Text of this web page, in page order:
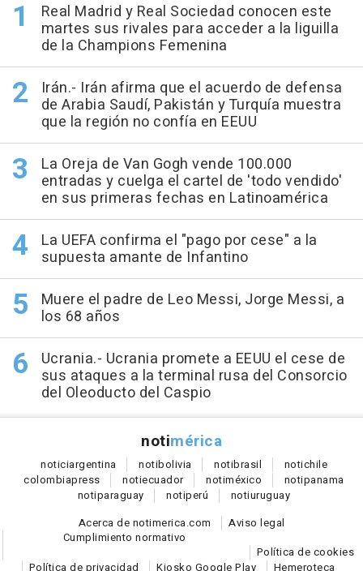
Real Madrid y Real Sociedad conocen este
martes sus rivales para acceder a la liguilla
de la Champions Femenina
Irán.- Irán afirma que el acuerdo de defensa
de Arabia Saudí, Pakistán y Turquía muestra
que la región no confía en EEUU
La Oreja de Van Gogh vende 100.000
entradas y cuelga el cartel de 'todo vendido'
en sus primeras fechas en Latinoamérica
La UEFA confirma el "pago por cese" a la
supuesta amante de Infantino
Muere el padre de Leo Messi, Jorge Messi, a
los 68 años
Ucrania.- Ucrania promete a EEUU el cese de
sus ataques a la terminal rusa del Consorcio
del Oleoducto del Caspio
notimérica
noticiargentina notibolivia notibrasil notichile
colombiapress notiecuador notiméxico notipanama
notiparaguay notiperú notiuruguay
Acerca de notimerica.com
Aviso legal
Cumplimiento normativo
Política de cookies
Política de privacidad
Kiosko Google Play Hemeroteca